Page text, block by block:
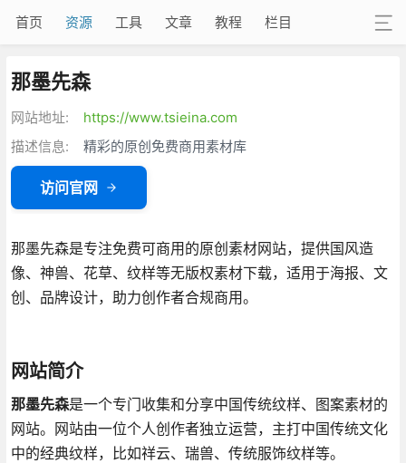
首页 资源 工具 文章 教程 栏目
那墨先森
网站地址:
https://www.tsieina.com
描述信息:
精彩的原创免费商用素材库
访问官网
那墨先森是专注免费可商用的原创素材网站，提供国风造
像、神兽、花草、纹样等无版权素材下载，适用于海报、文
创、品牌设计，助力创作者合规商用。
网站简介
那墨先森是一个专门收集和分享中国传统纹样、图案素材的
网站。网站由一位个人创作者独立运营，主打中国传统文化
中的经典纹样，比如祥云、瑞兽、传统服饰纹样等。